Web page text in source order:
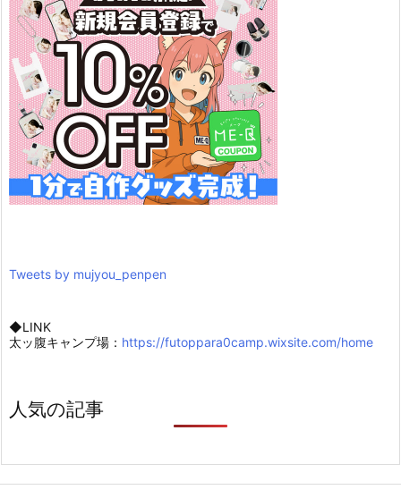
Tweets by mujyou_penpen
◆LINK
太ッ腹キャンプ場： https://futoppara0camp.wixsite.com/home
人気の記事